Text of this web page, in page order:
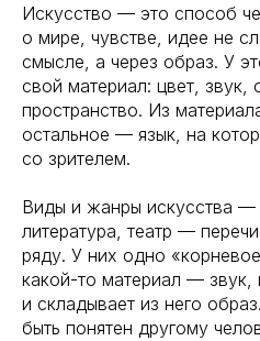
Искусство — это способ
о мире, чувстве, идее не
смысле, а через образ. У
свой материал: цвет, звук,
пространство. Из
остальное — язык, на
со зрителем.
Виды и жанры искусства —
литература, театр —
ряду. У них одно
какой-то материал —
и складывает из него
быть понятен другому